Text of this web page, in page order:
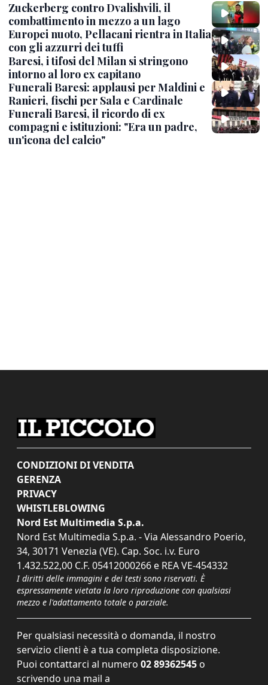
Zuckerberg contro Dvalishvili, il
combattimento in mezzo a un lago
Europei nuoto, Pellacani rientra in Italia
con gli azzurri dei tuffi
Baresi, i tifosi del Milan si stringono
intorno al loro ex capitano
Funerali Baresi: applausi per Maldini e
Ranieri, fischi per Sala e Cardinale
Funerali Baresi, il ricordo di ex
compagni e istituzioni: "Era un padre,
un'icona del calcio"
CONDIZIONI DI VENDITA
GERENZA
PRIVACY
WHISTLEBLOWING
Nord Est Multimedia S.p.a.
Nord Est Multimedia S.p.a. - Via Alessandro Poerio,
34, 30171 Venezia (VE). Cap. Soc. i.v. Euro
1.432.522,00 C.F. 05412000266 e REA VE-454332
I diritti delle immagini e dei testi sono riservati. È
espressamente vietata la loro riproduzione con qualsiasi
mezzo e l'adattamento totale o parziale.
Per qualsiasi necessità o domanda, il nostro
servizio clienti è a tua completa disposizione.
Puoi contattarci al numero 02 89362545 o
scrivendo una mail a